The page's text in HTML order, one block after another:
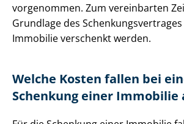
vorgenommen. Zum vereinbarten
Grundlage des
Immobilie verschenkt werden.
Welche Kosten fallen bei
Schenkung einer Immobilie